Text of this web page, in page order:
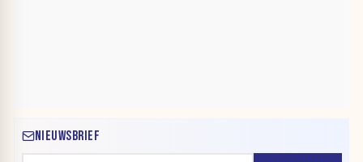
NIEUWSBRIEF